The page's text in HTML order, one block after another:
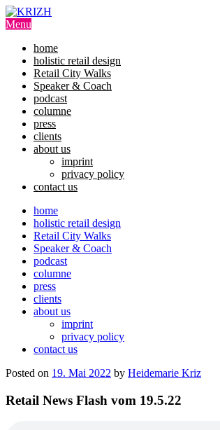
Skip
to
Menu
home
holistic retail design
Retail City Walks
Speaker & Coach
podcast
columne
press
clients
about us
imprint
privacy policy
contact us
home
holistic retail design
Retail City Walks
Speaker & Coach
podcast
columne
press
clients
about us
imprint
privacy policy
contact us
Posted on 19. Mai 2022 by Heidemarie Kriz
Retail News Flash vom 19.5.22